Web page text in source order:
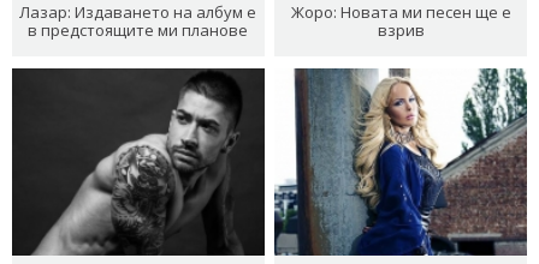
Лазар: Издаването на албум е
в предстоящите ми планове
Жоро: Новата ми песен ще е
взрив